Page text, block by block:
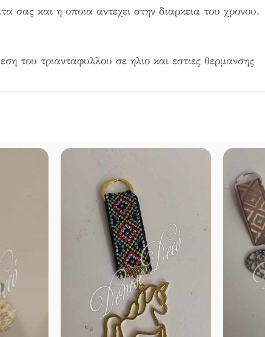
σας και η οποια αντεχει στην διαρκεια του χρονου.
του τριανταφυλλου σε ηλιο και εστιες θερμανσης